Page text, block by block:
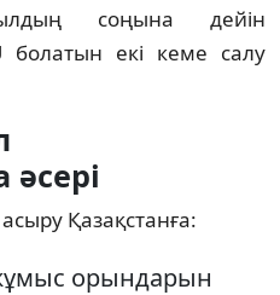
соңына дейін
екі кеме салу
Қазақстанға:
орындарын